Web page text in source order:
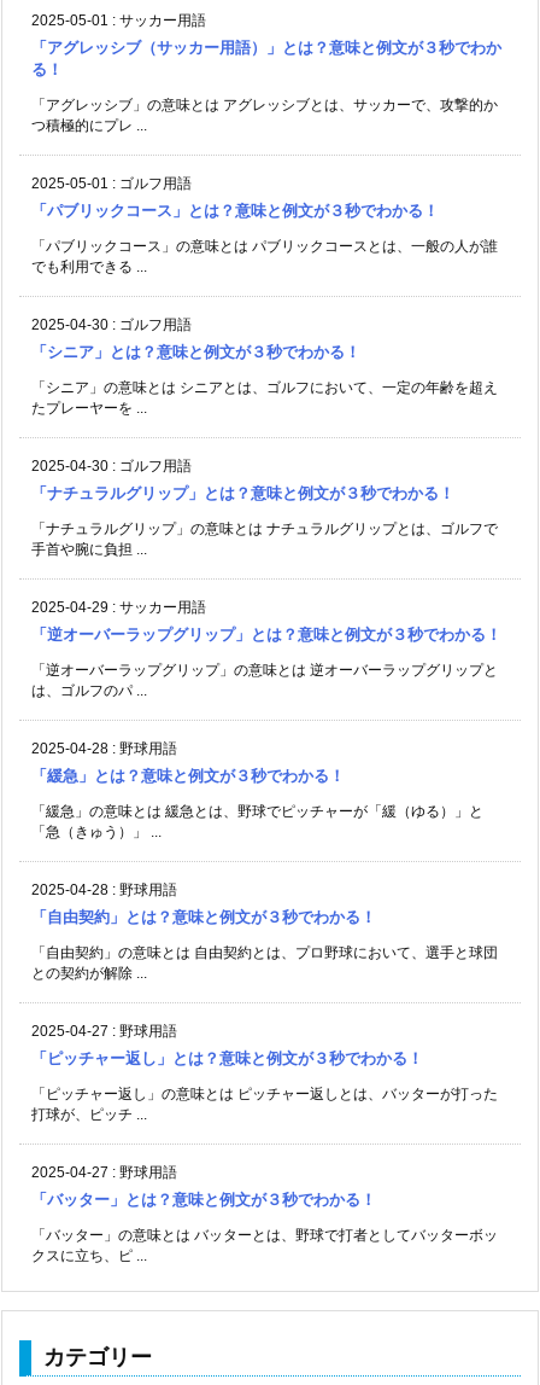
2025-05-01 : サッカー用語
「アグレッシブ（サッカー用語）」とは？意味と例文が３秒でわか
る！
「アグレッシブ」の意味とは アグレッシブとは、サッカーで、攻撃的か
つ積極的にプレ ...
2025-05-01 : ゴルフ用語
「パブリックコース」とは？意味と例文が３秒でわかる！
「パブリックコース」の意味とは パブリックコースとは、一般の人が誰
でも利用できる ...
2025-04-30 : ゴルフ用語
「シニア」とは？意味と例文が３秒でわかる！
「シニア」の意味とは シニアとは、ゴルフにおいて、一定の年齢を超え
たプレーヤーを ...
2025-04-30 : ゴルフ用語
「ナチュラルグリップ」とは？意味と例文が３秒でわかる！
「ナチュラルグリップ」の意味とは ナチュラルグリップとは、ゴルフで
手首や腕に負担 ...
2025-04-29 : サッカー用語
「逆オーバーラップグリップ」とは？意味と例文が３秒でわかる！
「逆オーバーラップグリップ」の意味とは 逆オーバーラップグリップと
は、ゴルフのパ ...
2025-04-28 : 野球用語
「緩急」とは？意味と例文が３秒でわかる！
「緩急」の意味とは 緩急とは、野球でピッチャーが「緩（ゆる）」と
「急（きゅう）」 ...
2025-04-28 : 野球用語
「自由契約」とは？意味と例文が３秒でわかる！
「自由契約」の意味とは 自由契約とは、プロ野球において、選手と球団
との契約が解除 ...
2025-04-27 : 野球用語
「ピッチャー返し」とは？意味と例文が３秒でわかる！
「ピッチャー返し」の意味とは ピッチャー返しとは、バッターが打った
打球が、ピッチ ...
2025-04-27 : 野球用語
「バッター」とは？意味と例文が３秒でわかる！
「バッター」の意味とは バッターとは、野球で打者としてバッターボッ
クスに立ち、ピ ...
カテゴリー